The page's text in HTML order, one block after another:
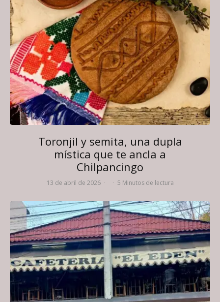
Toronjil y semita, una dupla
mística que te ancla a
Chilpancingo
13 de abril de 2026 · · 5 Minutos de lectura